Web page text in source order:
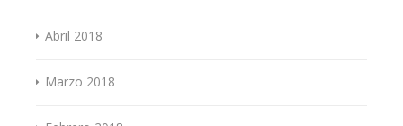
Abril 2018
Marzo 2018